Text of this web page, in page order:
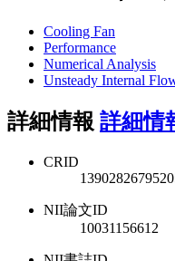
Cooling Fan
Performance
Numerical Analysis
Unsteady Internal
詳細情報 詳細情
CRID
NII論文ID
10031156612